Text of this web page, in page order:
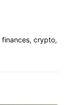
finances, crypto,